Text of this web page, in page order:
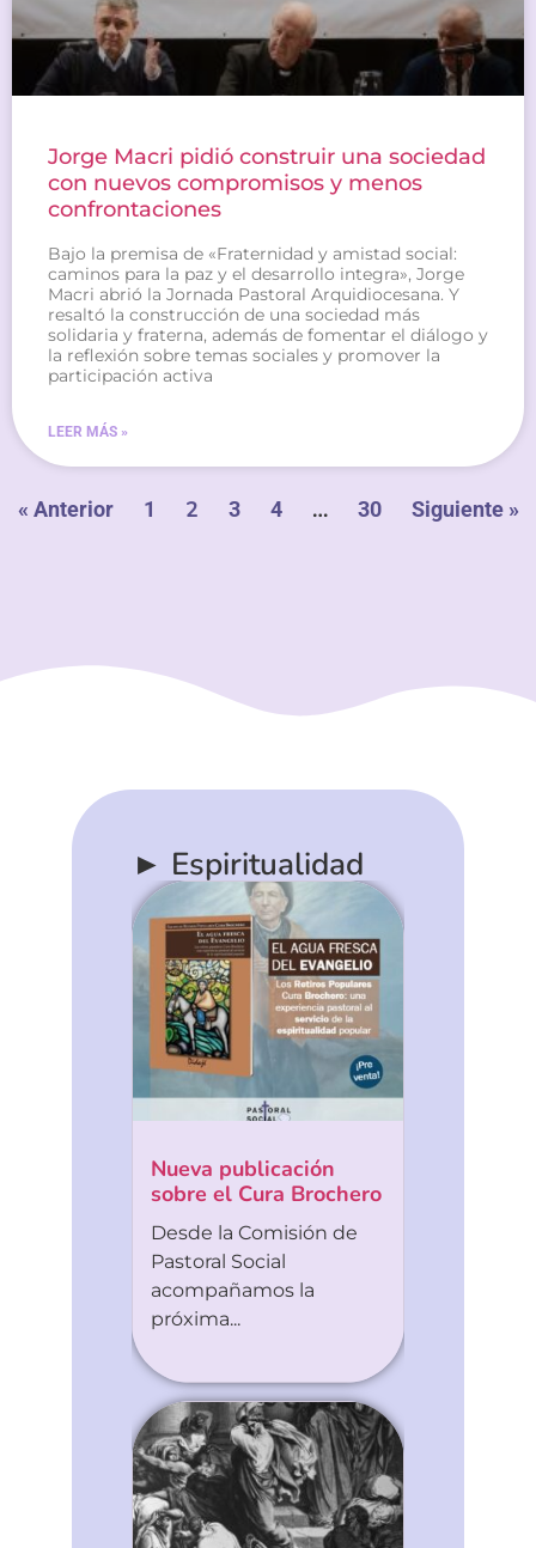
Jorge Macri pidió construir una sociedad
con nuevos compromisos y menos
confrontaciones
Bajo la premisa de «Fraternidad y amistad social:
caminos para la paz y el desarrollo integra», Jorge
Macri abrió la Jornada Pastoral Arquidiocesana. Y
resaltó la construcción de una sociedad más
solidaria y fraterna, además de fomentar el diálogo y
la reflexión sobre temas sociales y promover la
participación activa
LEER MÁS »
« Anterior 1 2 3 4 … 30 Siguiente »
► Espiritualidad
Nueva publicación
sobre el Cura Brochero
Desde la Comisión de
Pastoral Social
acompañamos la
próxima...